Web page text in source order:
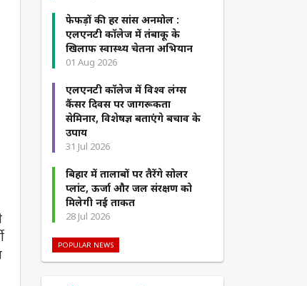
फेफड़ों की हर सांस अनमोल :
एलएनटी कॉलेज में तंबाकू के
खिलाफ स्वास्थ्य चेतना अभियान
01 Aug 2026
एलएनटी कॉलेज में विश्व लंग्स
कैंसर दिवस पर जागरूकता
सेमिनार, विशेषज्ञ बताएंगे बचाव के
उपाय
31 Jul 2026
बिहार में तालाबों पर तैरेंगे सोलर
प्लांट, ऊर्जा और जल संरक्षण को
मिलेगी नई ताकत
28 Jul 2026
POPULAR NEWS